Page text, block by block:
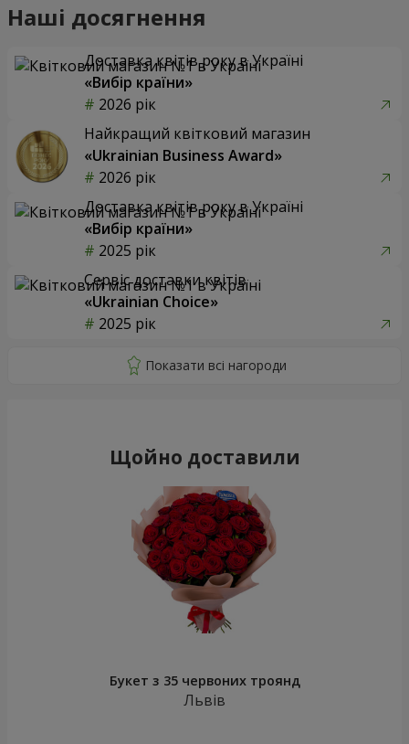
Наші досягнення
Доставка квітів року в Україні
«Вибір країни»
2026 рік
Найкращий квітковий магазин
«Ukrainian Business Award»
2026 рік
Доставка квітів року в Україні
«Вибір країни»
2025 рік
Сервіс доставки квітів
«Ukrainian Choice»
2025 рік
Щойно доставили
Букет з 35 червоних троянд
Львів